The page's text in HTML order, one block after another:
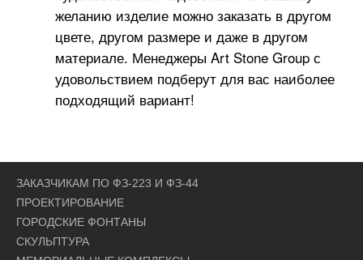
желанию изделие можно заказать в другом
цвете, другом размере и даже в другом
материале. Менеджеры Art Stone Group с
удовольствием подберут для вас наиболее
подходящий вариант!
ЗАКАЗЧИКАМ ПО ФЗ-223 И ФЗ-44
ПРОЕКТИРОВАНИЕ
ГОРОДСКИЕ ФОНТАНЫ
СКУЛЬПТУРА